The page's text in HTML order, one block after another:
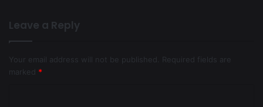
Leave a Reply
Your email address will not be published.
Required fields are
marked *